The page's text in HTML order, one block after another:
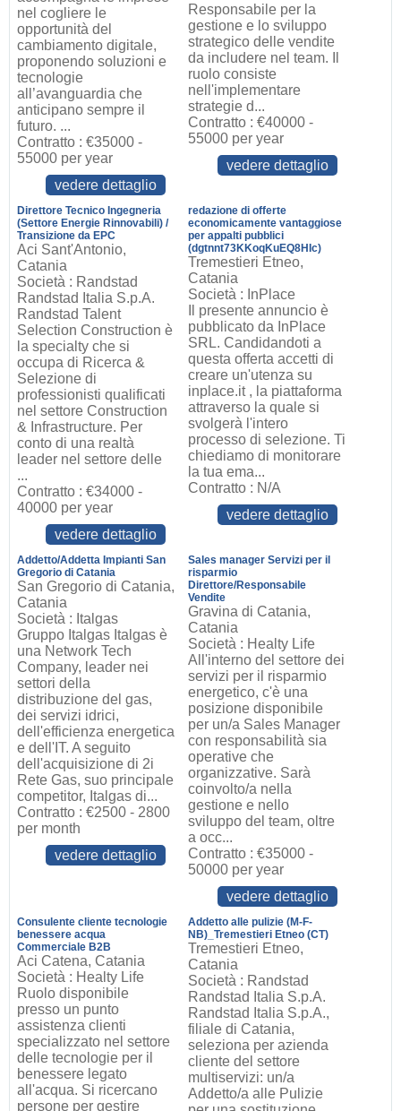
nel cogliere le
opportunità del
cambiamento digitale,
proponendo soluzioni e
tecnologie
all’avanguardia che
anticipano sempre il
futuro. ...
Contratto : €35000 -
55000 per year
vedere dettaglio
Responsabile per la
gestione e lo sviluppo
strategico delle vendite
da includere nel team. Il
ruolo consiste
nell'implementare
strategie d...
Contratto : €40000 -
55000 per year
vedere dettaglio
Direttore Tecnico Ingegneria
(Settore Energie Rinnovabili) /
Transizione da EPC
Aci Sant'Antonio,
Catania
Società : Randstad
Randstad Italia S.p.A.
Randstad Talent
Selection Construction è
la specialty che si
occupa di Ricerca &
Selezione di
professionisti qualificati
nel settore Construction
& Infrastructure. Per
conto di una realtà
leader nel settore delle
...
Contratto : €34000 -
40000 per year
vedere dettaglio
redazione di offerte
economicamente vantaggiose
per appalti pubblici
(dgtnnt73KKoqKuEQ8HIc)
Tremestieri Etneo,
Catania
Società : InPlace
Il presente annuncio è
pubblicato da InPlace
SRL. Candidandoti a
questa offerta accetti di
creare un'utenza su
inplace.it , la piattaforma
attraverso la quale si
svolgerà l'intero
processo di selezione. Ti
chiediamo di monitorare
la tua ema...
Contratto : N/A
vedere dettaglio
Addetto/Addetta Impianti San
Gregorio di Catania
San Gregorio di Catania,
Catania
Società : Italgas
Gruppo Italgas Italgas è
una Network Tech
Company, leader nei
settori della
distribuzione del gas,
dei servizi idrici,
dell'efficienza energetica
e dell'IT. A seguito
dell'acquisizione di 2i
Rete Gas, suo principale
competitor, Italgas di...
Contratto : €2500 - 2800
per month
vedere dettaglio
Sales manager Servizi per il
risparmio
Direttore/Responsabile
Vendite
Gravina di Catania,
Catania
Società : Healty Life
All'interno del settore dei
servizi per il risparmio
energetico, c'è una
posizione disponibile
per un/a Sales Manager
con responsabilità sia
operative che
organizzative. Sarà
coinvolto/a nella
gestione e nello
sviluppo del team, oltre
a occ...
Contratto : €35000 -
50000 per year
vedere dettaglio
Consulente cliente tecnologie
benessere acqua
Commerciale B2B
Aci Catena, Catania
Società : Healty Life
Ruolo disponibile
presso un punto
assistenza clienti
specializzato nel settore
delle tecnologie per il
benessere legato
all'acqua. Si ricercano
persone per gestire
Addetto alle pulizie (M-F-
NB)_Tremestieri Etneo (CT)
Tremestieri Etneo,
Catania
Società : Randstad
Randstad Italia S.p.A.
Randstad Italia S.p.A.,
filiale di Catania,
seleziona per azienda
cliente del settore
multiservizi: un/a
Addetto/a alle Pulizie